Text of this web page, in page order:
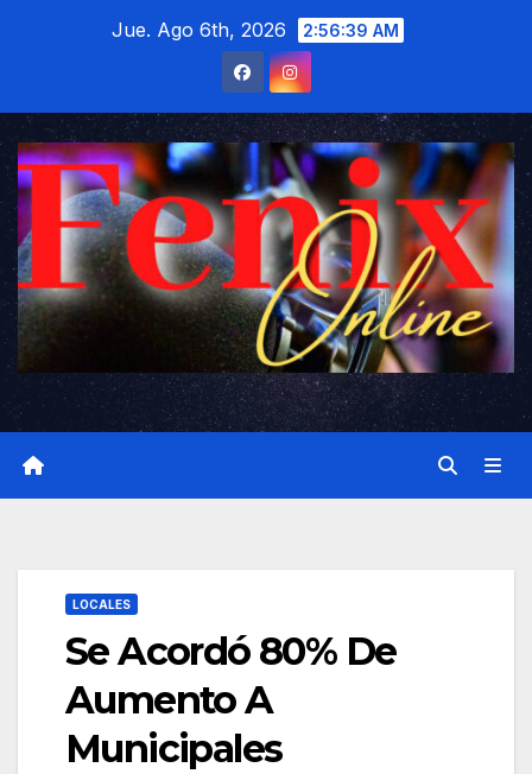
Jue. Ago 6th, 2026 2:56:39 AM
LOCALES
Se Acordó 80% De
Aumento A
Municipales